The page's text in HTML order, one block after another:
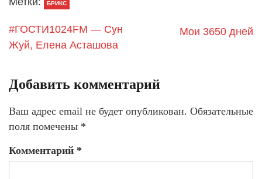
БРИКС
#ГОСТИ1024FM — Сун
Жуй, Елена Асташова
Мои 3650 дней
Добавить комментарий
Ваш адрес email не будет опубликован. Обязательные
поля помечены *
Комментарий *